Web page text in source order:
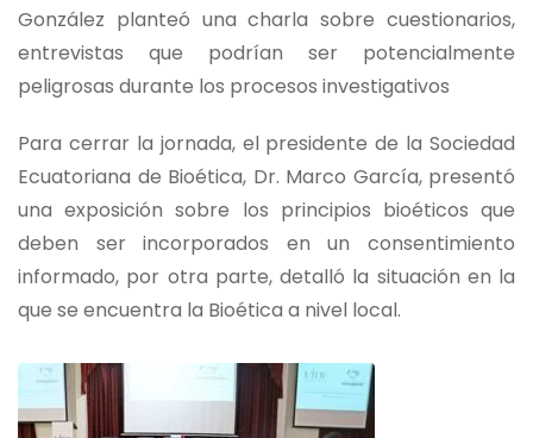
González planteó una charla sobre cuestionarios,
entrevistas que podrían ser potencialmente
peligrosas durante los procesos investigativos
Para cerrar la jornada, el presidente de la Sociedad
Ecuatoriana de Bioética, Dr. Marco García, presentó
una exposición sobre los principios bioéticos que
deben ser incorporados en un consentimiento
informado, por otra parte, detalló la situación en la
que se encuentra la Bioética a nivel local.